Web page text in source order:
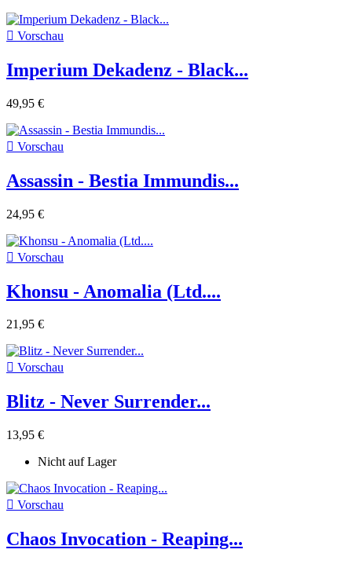
 Vorschau
Imperium Dekadenz - Black...
49,95 €
 Vorschau
Assassin - Bestia Immundis...
24,95 €
 Vorschau
Khonsu - Anomalia (Ltd....
21,95 €
 Vorschau
Blitz - Never Surrender...
13,95 €
Nicht auf Lager
 Vorschau
Chaos Invocation - Reaping...